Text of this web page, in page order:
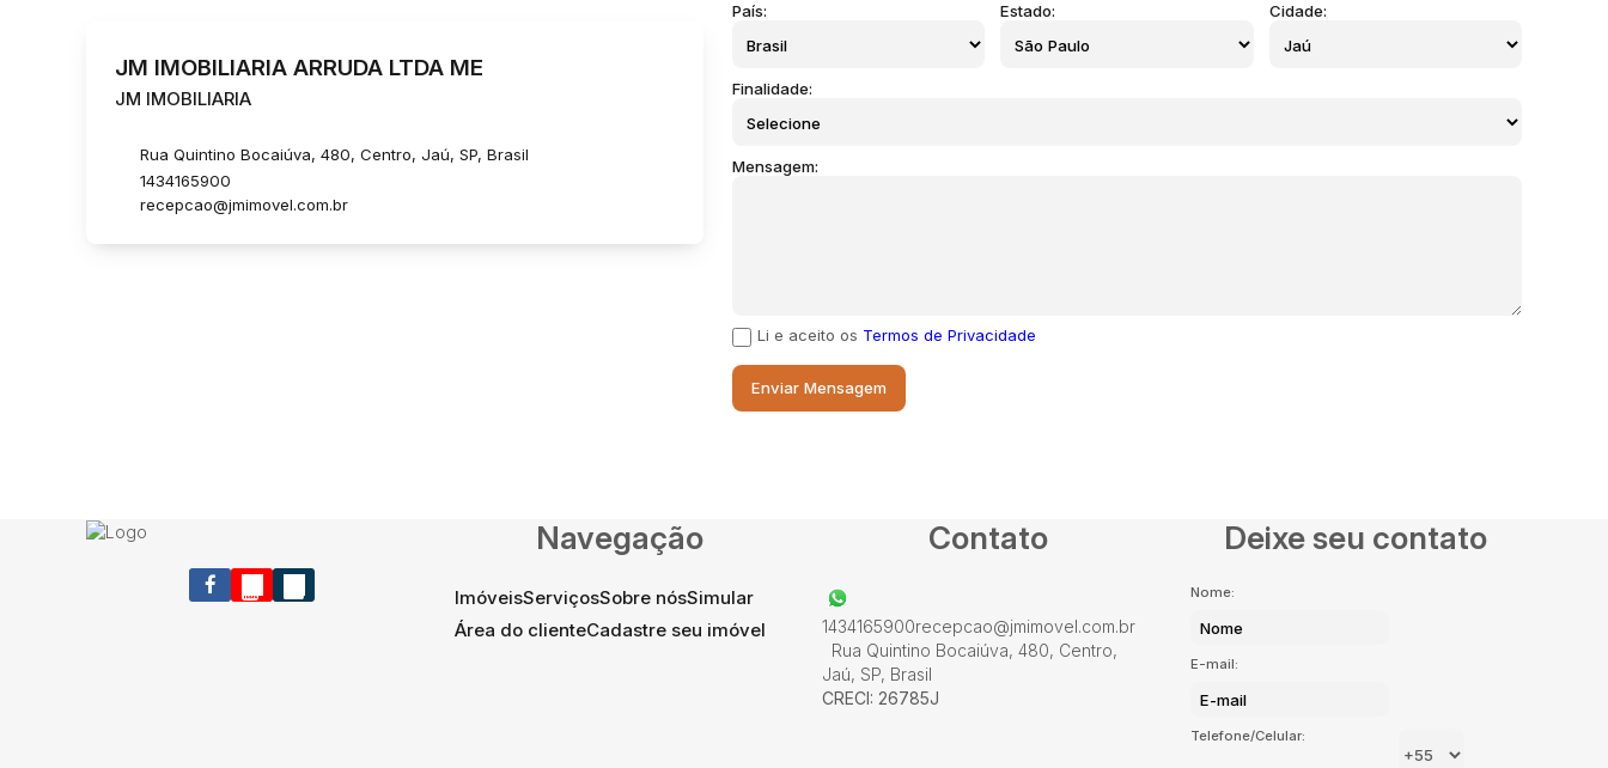
JM IMOBILIARIA ARRUDA LTDA ME
JM IMOBILIARIA
Rua Quintino Bocaiúva, 480, Centro, Jaú, SP, Brasil
1434165900
recepcao@jmimovel.com.br
País: Estado: Cidade:
Finalidade:
Mensagem:
Li e aceito os Termos de Privacidade
Navegação
ImóveisServiçosSobre nósSimular
Área do clienteCadastre seu imóvel
Contato
1434165900recepcao@jmimovel.com.br
Rua Quintino Bocaiúva, 480, Centro,
Jaú, SP, Brasil
CRECI: 26785J
Deixe seu contato
Nome:
E-mail:
Telefone/Celular: